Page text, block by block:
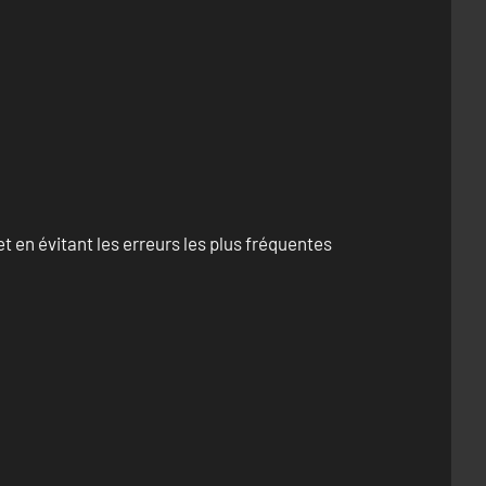
en évitant les erreurs les plus fréquentes